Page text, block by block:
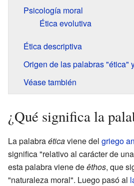
Psicología moral
Ética evolutiva
Ética descriptiva
Origen de las palabras "ética"
Véase también
¿Qué significa la
La palabraéticaviene del griego
significa "relativo al carácter de
esta palabra viene deêthos, que
"naturaleza moral". Luego pasó al